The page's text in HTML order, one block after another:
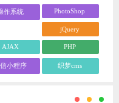
作系统 PhotoShop
jQuery
AJAX PHP
小程序 织梦cms